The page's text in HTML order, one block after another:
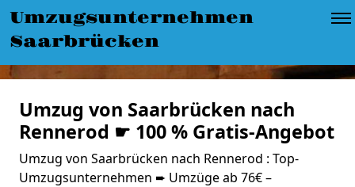
Umzugsunternehmen
Saarbrücken
Umzug von Saarbrücken nach
Rennerod ☛ 100 % Gratis-Angebot
Umzug von Saarbrücken nach Rennerod : Top-
Umzugsunternehmen ➨ Umzüge ab 76€ –